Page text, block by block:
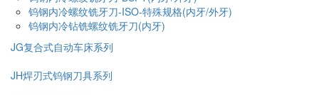
钨钢内冷螺纹铣牙刀-ISO-特殊规格(内牙/外牙)
钨钢内冷钻铣螺纹铣牙刀(内牙)
JG复合式自动车床系列
JH焊刃式钨钢刀具系列